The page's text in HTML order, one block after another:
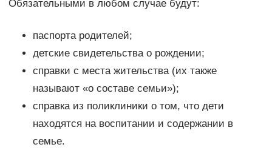
Обязательными в любом случае будут:
паспорта родителей;
детские свидетельства о рождении;
справки с места жительства (их также
называют «о составе семьи»);
справка из поликлиники о том, что дети
находятся на воспитании и содержании в
семье.